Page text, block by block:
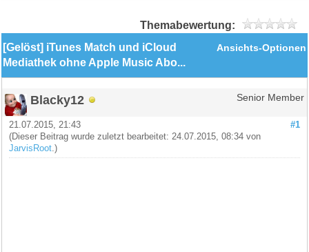
Themabewertung:
Ansichts-Optionen
[Gelöst] iTunes Match und iCloud
Mediathek ohne Apple Music Abo...
Blacky12 Senior Member
#1
21.07.2015, 21:43
(Dieser Beitrag wurde zuletzt bearbeitet: 24.07.2015, 08:34 von
JarvisRoot .)